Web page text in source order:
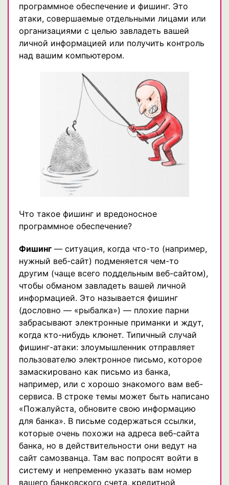
программное обеспечение и фишинг. Это
атаки, совершаемые отдельными лицами или
организациями с целью завладеть вашей
личной информацией или получить контроль
над вашим компьютером.
Что такое фишинг и вредоносное
программное обеспечение?
Фишинг — ситуация, когда что-то (например,
нужный веб-сайт) подменяется чем-то
другим (чаще всего поддельным веб-сайтом),
чтобы обманом завладеть вашей личной
информацией. Это называется фишинг
(дословно — «рыбалка») — плохие парни
забрасывают электронные приманки и ждут,
когда кто-нибудь клюнет. Типичный случай
фишинг-атаки: злоумышленник отправляет
пользователю электронное письмо, которое
замаскировано как письмо из банка,
например, или с хорошо знакомого вам веб-
сервиса. В строке темы может быть написано
«Пожалуйста, обновите свою информацию
для банка». В письме содержаться ссылки,
которые очень похожи на адреса веб-сайта
банка, но в действительности они ведут на
сайт самозванца. Там вас попросят войти в
систему и непременно указать вам номер
вашего банковского счета, кредитной